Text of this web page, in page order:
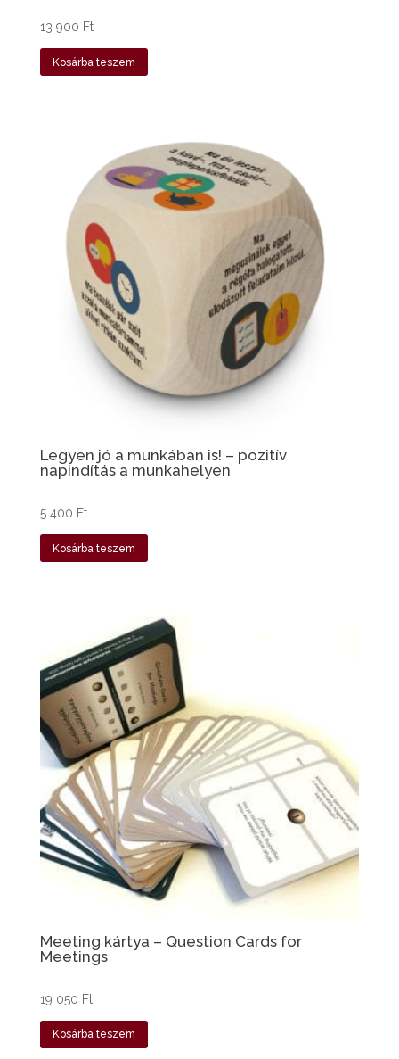
13 900 Ft
Kosárba teszem
Legyen jó a munkában is! – pozitív
napindítás a munkahelyen
5 400 Ft
Kosárba teszem
Meeting kártya – Question Cards for
Meetings
19 050 Ft
Kosárba teszem